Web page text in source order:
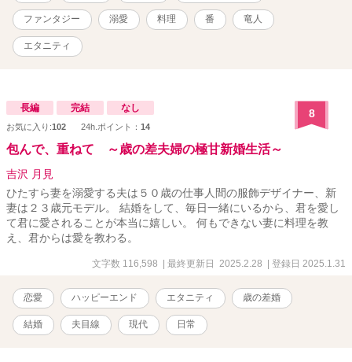
ファンタジー 溺愛 料理 番 竜人
エタニティ
長編 完結 なし
お気に入り:102 24h.ポイント： 14
8
包んで、重ねて ～歳の差夫婦の極甘新婚生活～
吉沢 月見
ひたすら妻を溺愛する夫は５０歳の仕事人間の服飾デザイナー、新
妻は２３歳元モデル。 結婚をして、毎日一緒にいるから、君を愛し
て君に愛されることが本当に嬉しい。 何もできない妻に料理を教
え、君からは愛を教わる。
文字数 116,598 | 最終更新日 2025.2.28 | 登録日 2025.1.31
恋愛 ハッピーエンド エタニティ 歳の差婚
結婚 夫目線 現代 日常